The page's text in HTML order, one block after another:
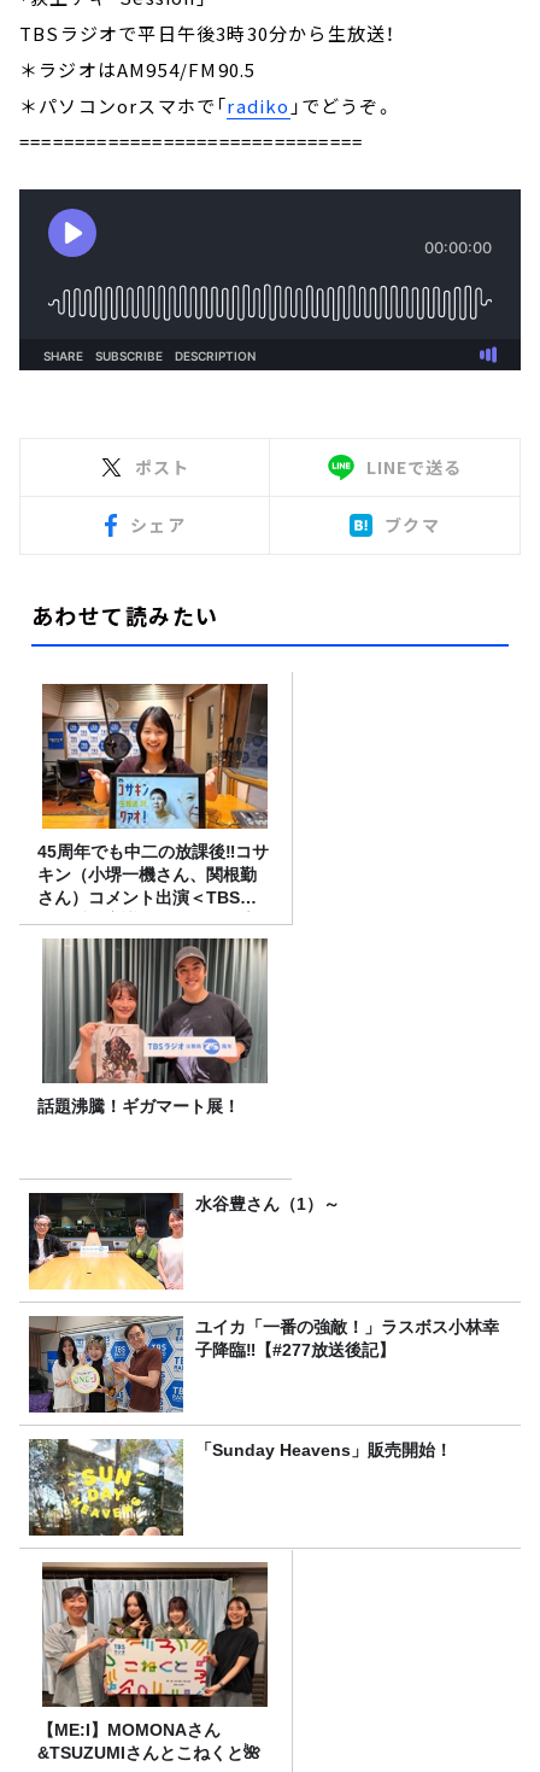
TBSラジオで平日午後3時30分から生放送！
＊ラジオはAM954/FM90.5
＊パソコンorスマホで「radiko 」でどうぞ。
===============================
ポスト LINEで送る
シェア ブクマ
あわせて読みたい
45周年でも中二の放課後‼コサ
キン（小堺一機さん、関根勤
さん）コメント出演＜TBSラ
ジオ番組審議会からのご報告
＞
話題沸騰！ギガマート展！
水谷豊さん（1）～
ユイカ「一番の強敵！」ラスボス小林幸
子降臨‼【#277放送後記】
「Sunday Heavens」販売開始！
【ME:I】MOMONAさん
&TSUZUMIさんとこねくと🌺